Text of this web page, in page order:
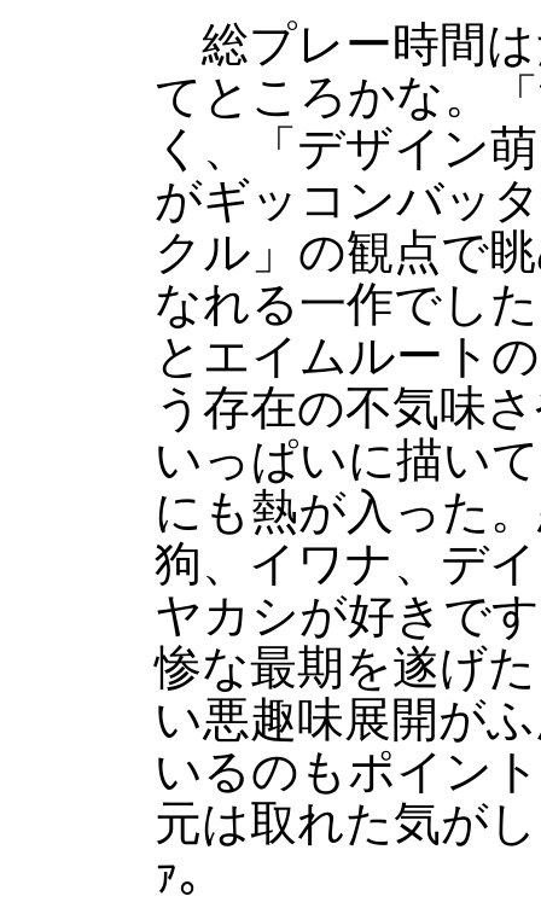
総プレー時間は
てところかな。
く、「デザイン
がギッコンバッ
クル」の観点で
なれる一作でし
とエイムルート
う存在の不気味
いっぱいに描い
にも熱が入った
狗、イワナ、デ
ヤカシが好きで
惨な最期を遂げ
い悪趣味展開が
いるのもポイン
元は取れた気が
ｧ。